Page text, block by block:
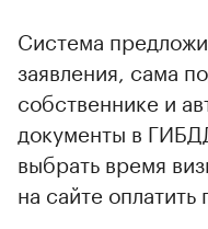
Система
заявления, сама
собственнике и
документы в
выбрать время
на сайте оплатить